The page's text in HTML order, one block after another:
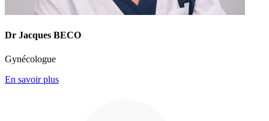
Dr Jacques BECO
Gynécologue
En savoir plus